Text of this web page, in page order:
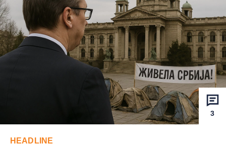
3
HEADLINE